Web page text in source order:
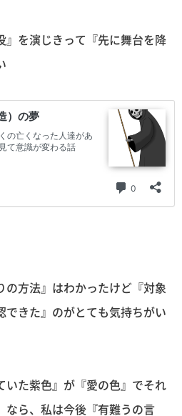
』を演じきって『先に舞台を降
の方法』はわかったけど『対象
できた』のがとても気持ちがい
いた紫色』が『愛の色』でそれ
なら、私は今後『有難うの言